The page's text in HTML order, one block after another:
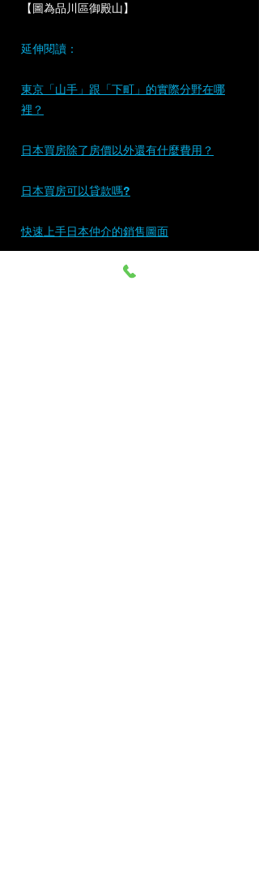
【圖為品川區御殿山】
延伸閱讀：
東京「山手」跟「下町」的實際分野在哪
裡？
日本買房除了房價以外還有什麼費用？
日本買房可以貸款嗎?
快速上手日本仲介的銷售圖面
白金台都住著rich people？您知道白金台